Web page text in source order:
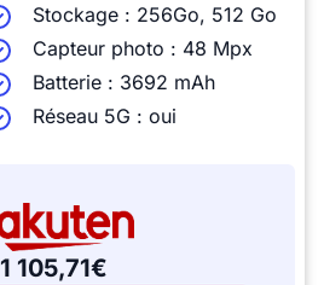
Stockage : 256Go, 512 Go
Capteur photo : 48 Mpx
Batterie : 3692 mAh
Réseau 5G : oui
1 105,71€